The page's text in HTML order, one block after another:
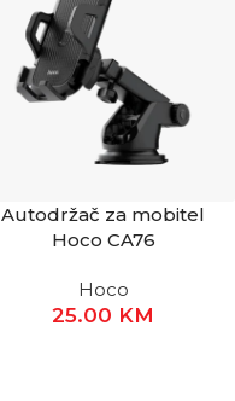
Autodržač za mobitel
Hoco CA76
Hoco
25.00 KM